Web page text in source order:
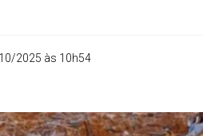
2025 às 10h54